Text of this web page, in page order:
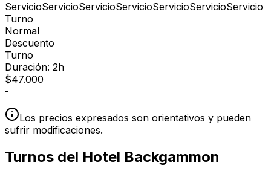
ServicioServicioServicioServicioServicioServicioServicio
Turno
Normal
Descuento
Turno
Duración: 2h
$47.000
-
Los precios expresados son orientativos y pueden
sufrir modificaciones.
Turnos del Hotel Backgammon